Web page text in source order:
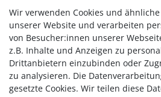
Geschenk für einen Menschen mit
Anhänger spricht ohne viele Worte.
Elementserie mit den Symbolen für
Feuer jedes ein Stück Natur in Silber
Für alle, die das Leben mit
925er Silber Kettenlänge 42cm
Wir verwenden Cookies und
unserer Website und verarbeiten
von Besucher:innen unserer
z.B. Inhalte und Anzeigen zu
Drittanbietern einzubinden oder
zu analysieren. Die
gesetzte Cookies. Wir teilen diese